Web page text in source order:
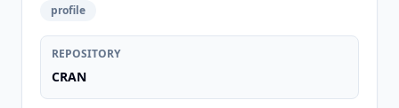
profile
REPOSITORY
CRAN